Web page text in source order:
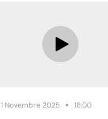
1 Novembre 2025 18:00